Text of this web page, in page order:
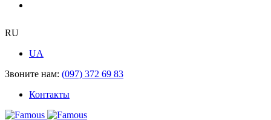
RU
UA
Звоните нам: (097) 372 69 83
Контакты